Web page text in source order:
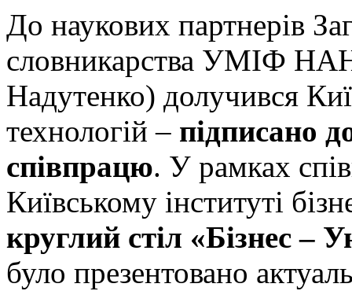
До наукових партнерів
словникарства УМІФ
Надутенко) долучився
технологій – підписано
співпрацю. У рамках
Київському інституті
круглий стіл «Бізнес –
було презентовано